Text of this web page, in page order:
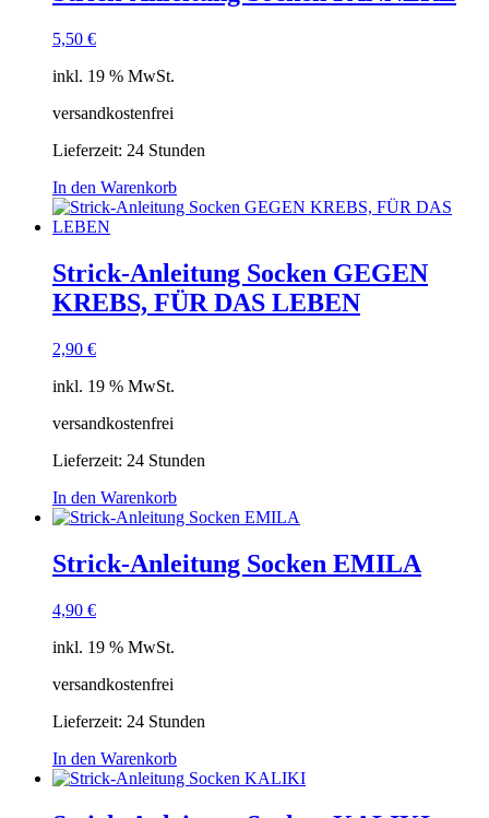
5,50 €
inkl. 19 % MwSt.
versandkostenfrei
Lieferzeit: 24 Stunden
In den Warenkorb
Strick-Anleitung Socken GEGEN
KREBS, FÜR DAS LEBEN
2,90 €
inkl. 19 % MwSt.
versandkostenfrei
Lieferzeit: 24 Stunden
In den Warenkorb
Strick-Anleitung Socken EMILA
4,90 €
inkl. 19 % MwSt.
versandkostenfrei
Lieferzeit: 24 Stunden
In den Warenkorb